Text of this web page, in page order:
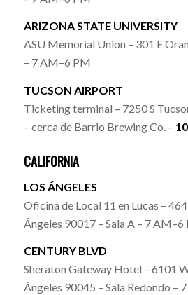
ARIZONA STATE UNIVERSITY
ASU Memorial Union – 301 E
– 7 AM–6 PM
TUCSON AIRPORT
Ticketing terminal – 7250 S
– cerca de Barrio Brewing Co. –
CALIFORNIA
LOS ÁNGELES
Oficina de Local 11 en Lucas – 464
Ángeles 90017 – Sala A – 7 AM–6
CENTURY BLVD
Sheraton Gateway Hotel – 6101
Ángeles 90045 – Sala Redondo –